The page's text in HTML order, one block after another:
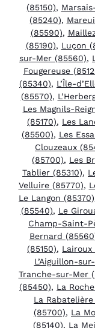
(85150),
(85240),
(85590),
(85190), Luçon
sur-Mer (85560),
Fougereuse
(85340), L’Île-
(85570),
Les Magnils-
(85170), Les
(85500), Les
Clouzeaux
(85700), Les
Tablier (85310),
Velluire (85770),
Le Langon (85370)
(85540), Le
Champ-Saint-
Bernard
(85150), Lairoux
L’Aiguillon-
Tranche-sur-Mer
(85450), La
La
(85700), La
(85140), La